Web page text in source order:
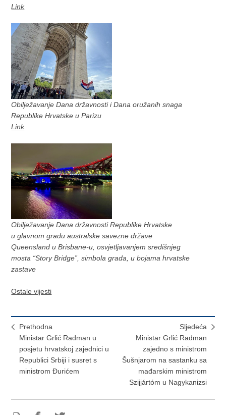
Link
Obilježavanje Dana državnosti i Dana oružanih snaga
Republike Hrvatske u Parizu
Link
Obilježavanje Dana državnosti Republike Hrvatske
u glavnom gradu australske savezne države
Queensland u Brisbane-u, osvjetljavanjem središnjeg
mosta “Story Bridge”, simbola grada, u bojama hrvatske
zastave
Ostale vijesti
Prethodna
Ministar Grlić Radman u
posjetu hrvatskoj zajednici u
Republici Srbiji i susret s
ministrom Đurićem
Sljedeća
Ministar Grlić Radman
zajedno s ministrom
Šušnjarom na sastanku sa
mađarskim ministrom
Szijjártóm u Nagykanizsi